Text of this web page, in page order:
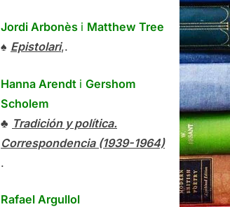
Jordi Arbonès i Matthew Tree
♠ Epistolari,.
Hanna Arendt i Gershom
Scholem
♣ Tradición y política.
Correspondencia (1939-1964)
.
Rafael Argullol